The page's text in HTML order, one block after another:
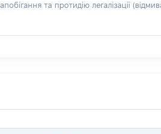
та протидію легалізації